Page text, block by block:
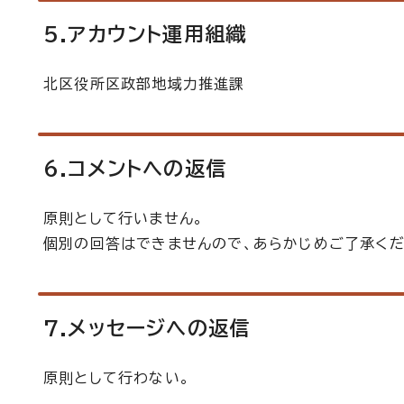
5.アカウント運用組織
北区役所区政部地域力推進課
6.コメントへの返信
原則として行いません。
個別の回答はできませんので、あらかじめご了承く
7.メッセージへの返信
原則として行わない。